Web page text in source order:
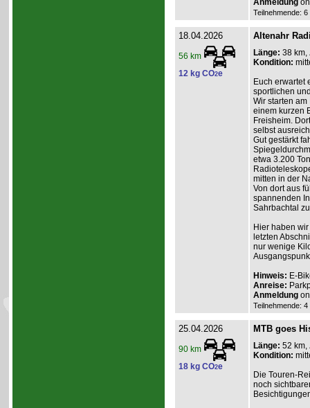
Anmeldung
Teilnehmende:
18.04.2026
56 km
12 kg CO2e
Altenahr
Länge: 38 km,
Kondition:
Euch erwartet
sportlichen
Wir starten
einem kurzen
Freisheim.
selbst
Gut gestärkt
etwa 3.200
mitten in der
Von dort aus
spannenden
Sahrbachtal
Hier haben
letzten
nur wenige
Hinweis: E-
Anreise:
Anmeldung
Teilnehmende:
25.04.2026
90 km
18 kg CO2e
MTB goes
Länge: 52 km,
Kondition:
Die Touren-
noch